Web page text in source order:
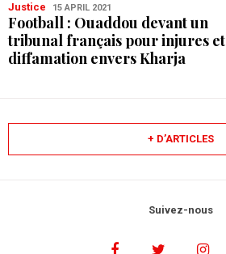
Justice 15 APRIL 2021
Football : Ouaddou devant un
tribunal français pour injures et
diffamation envers Kharja
+ D’ARTICLES
Suivez-nous